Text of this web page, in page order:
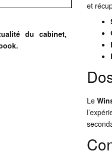
et
Le
du cabinet,